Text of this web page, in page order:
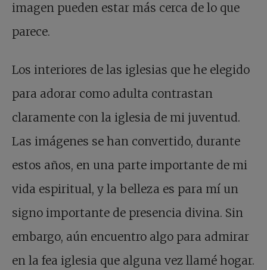
imagen pueden estar más cerca de lo que
parece.
Los interiores de las iglesias que he elegido
para adorar como adulta contrastan
claramente con la iglesia de mi juventud.
Las imágenes se han convertido, durante
estos años, en una parte importante de mi
vida espiritual, y la belleza es para mí un
signo importante de presencia divina. Sin
embargo, aún encuentro algo para admirar
en la fea iglesia que alguna vez llamé hogar.